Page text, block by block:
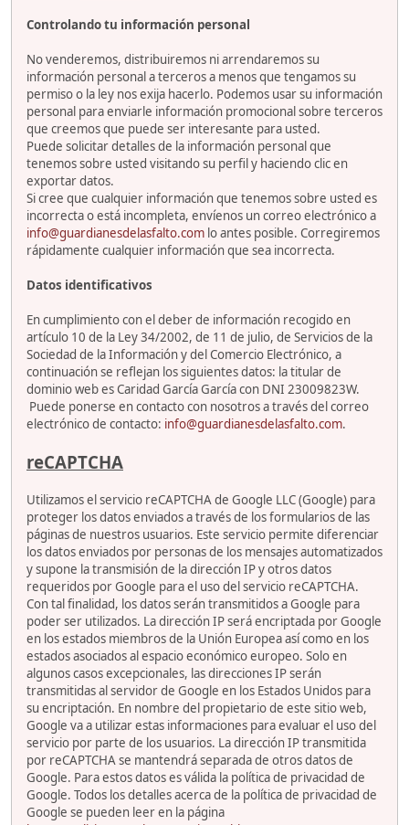
Controlando tu información personal
No venderemos, distribuiremos ni arrendaremos su
información personal a terceros a menos que tengamos su
permiso o la ley nos exija hacerlo. Podemos usar su información
personal para enviarle información promocional sobre terceros
que creemos que puede ser interesante para usted.
Puede solicitar detalles de la información personal que
tenemos sobre usted visitando su perfil y haciendo clic en
exportar datos.
Si cree que cualquier información que tenemos sobre usted es
incorrecta o está incompleta, envíenos un correo electrónico a
info@guardianesdelasfalto.com lo antes posible. Corregiremos
rápidamente cualquier información que sea incorrecta.
Datos identificativos
En cumplimiento con el deber de información recogido en
artículo 10 de la Ley 34/2002, de 11 de julio, de Servicios de la
Sociedad de la Información y del Comercio Electrónico, a
continuación se reflejan los siguientes datos: la titular de
dominio web es Caridad García García con DNI 23009823W.
Puede ponerse en contacto con nosotros a través del correo
electrónico de contacto: info@guardianesdelasfalto.com.
reCAPTCHA
Utilizamos el servicio reCAPTCHA de Google LLC (Google) para
proteger los datos enviados a través de los formularios de las
páginas de nuestros usuarios. Este servicio permite diferenciar
los datos enviados por personas de los mensajes automatizados
y supone la transmisión de la dirección IP y otros datos
requeridos por Google para el uso del servicio reCAPTCHA.
Con tal finalidad, los datos serán transmitidos a Google para
poder ser utilizados. La dirección IP será encriptada por Google
en los estados miembros de la Unión Europea así como en los
estados asociados al espacio económico europeo. Solo en
algunos casos excepcionales, las direcciones IP serán
transmitidas al servidor de Google en los Estados Unidos para
su encriptación. En nombre del propietario de este sitio web,
Google va a utilizar estas informaciones para evaluar el uso del
servicio por parte de los usuarios. La dirección IP transmitida
por reCAPTCHA se mantendrá separada de otros datos de
Google. Para estos datos es válida la política de privacidad de
Google. Todos los detalles acerca de la política de privacidad de
Google se pueden leer en la página